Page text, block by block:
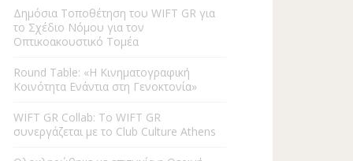
Δημόσια Τοποθέτηση του WIFT GR για
το Σχέδιο Νόμου για τον
Οπτικοακουστικό Τομέα
Round Table: «Η Kινηματογραφική
Κοινότητα Ενάντια στη Γενοκτονία»
WIFT GR Collab: To WIFT GR
συνεργάζεται με το Club Culture Athens